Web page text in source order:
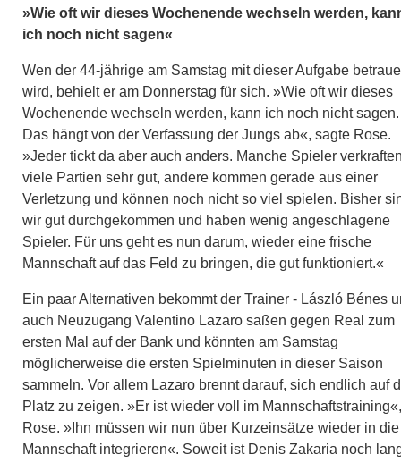
»Wie oft wir dieses Wochenende wechseln werden,
ich noch nicht sagen«
Wen der 44-jährige am Samstag mit dieser Aufgabe
wird, behielt er am Donnerstag für sich. »Wie oft wir dieses
Wochenende wechseln werden, kann ich noch nicht sagen.
Das hängt von der Verfassung der Jungs ab«, sagte Rose.
»Jeder tickt da aber auch anders. Manche Spieler
viele Partien sehr gut, andere kommen gerade aus einer
Verletzung und können noch nicht so viel spielen. Bisher
wir gut durchgekommen und haben wenig angeschlagene
Spieler. Für uns geht es nun darum, wieder eine frische
Mannschaft auf das Feld zu bringen, die gut funktioniert.«
Ein paar Alternativen bekommt der Trainer - László Bénes
auch Neuzugang Valentino Lazaro saßen gegen Real zum
ersten Mal auf der Bank und könnten am Samstag
möglicherweise die ersten Spielminuten in dieser Saison
sammeln. Vor allem Lazaro brennt darauf, sich endlich auf
Platz zu zeigen. »Er ist wieder voll im
Rose. »Ihn müssen wir nun über Kurzeinsätze wieder in die
Mannschaft integrieren«. Soweit ist Denis Zakaria noch